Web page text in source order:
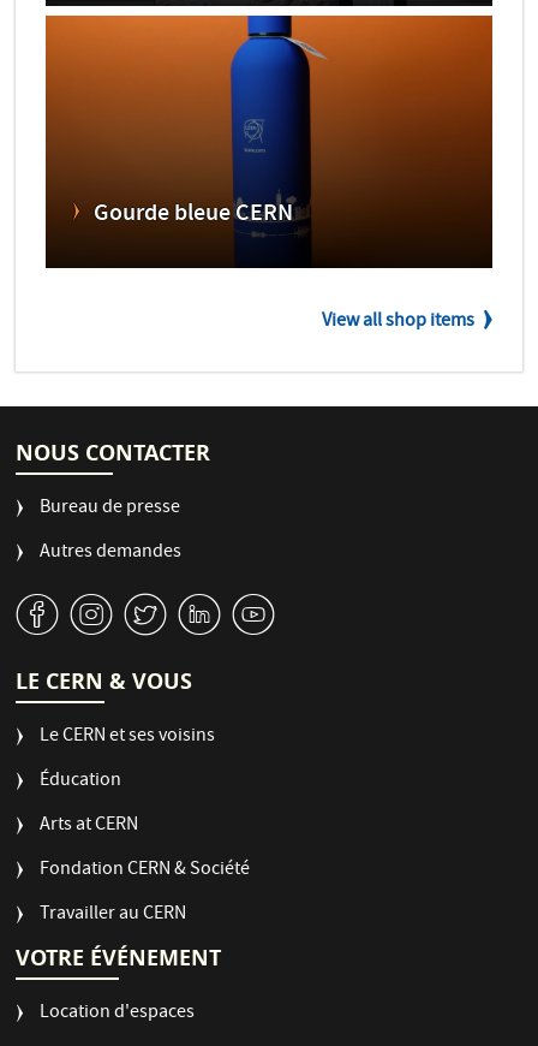
Gourde bleue CERN
View all shop items
NOUS CONTACTER
Bureau de presse
Autres demandes
v J W M 1
LE CERN & VOUS
Le CERN et ses voisins
Éducation
Arts at CERN
Fondation CERN & Société
Travailler au CERN
VOTRE ÉVÉNEMENT
Location d'espaces